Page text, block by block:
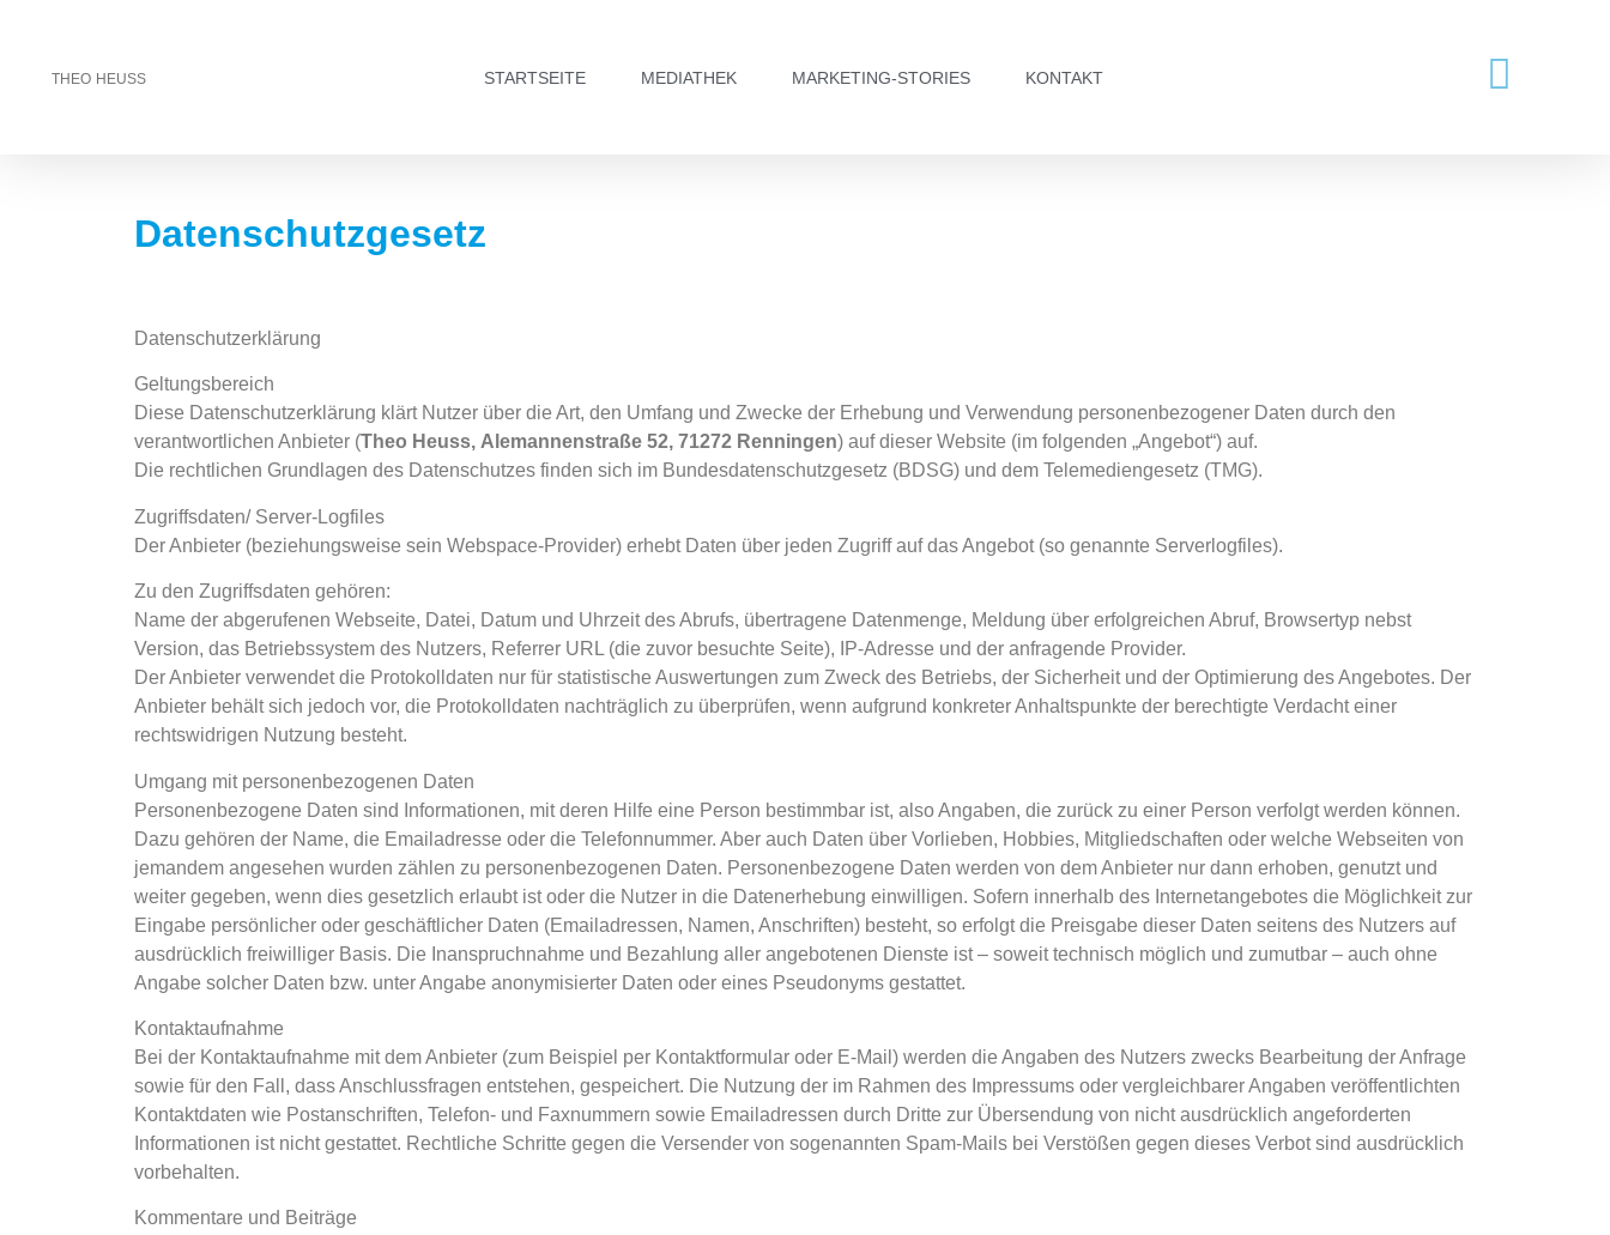
THEO HEUSS STARTSEITE MEDIATHEK MARKETING-STORIES KONTAKT
Datenschutzgesetz
Datenschutzerklärung
Geltungsbereich
Diese Datenschutzerklärung klärt Nutzer über die Art, den Umfang und Zwecke der Erhebung und Verwendung personenbezogener Daten durch den
verantwortlichen Anbieter (Theo Heuss, Alemannenstraße 52, 71272 Renningen) auf dieser Website (im folgenden „Angebot“) auf.
Die rechtlichen Grundlagen des Datenschutzes finden sich im Bundesdatenschutzgesetz (BDSG) und dem Telemediengesetz (TMG).
Zugriffsdaten/ Server-Logfiles
Der Anbieter (beziehungsweise sein Webspace-Provider) erhebt Daten über jeden Zugriff auf das Angebot (so genannte Serverlogfiles).
Zu den Zugriffsdaten gehören:
Name der abgerufenen Webseite, Datei, Datum und Uhrzeit des Abrufs, übertragene Datenmenge, Meldung über erfolgreichen Abruf, Browsertyp nebst
Version, das Betriebssystem des Nutzers, Referrer URL (die zuvor besuchte Seite), IP-Adresse und der anfragende Provider.
Der Anbieter verwendet die Protokolldaten nur für statistische Auswertungen zum Zweck des Betriebs, der Sicherheit und der Optimierung des Angebotes. Der
Anbieter behält sich jedoch vor, die Protokolldaten nachträglich zu überprüfen, wenn aufgrund konkreter Anhaltspunkte der berechtigte Verdacht einer
rechtswidrigen Nutzung besteht.
Umgang mit personenbezogenen Daten
Personenbezogene Daten sind Informationen, mit deren Hilfe eine Person bestimmbar ist, also Angaben, die zurück zu einer Person verfolgt werden können.
Dazu gehören der Name, die Emailadresse oder die Telefonnummer. Aber auch Daten über Vorlieben, Hobbies, Mitgliedschaften oder welche Webseiten von
jemandem angesehen wurden zählen zu personenbezogenen Daten. Personenbezogene Daten werden von dem Anbieter nur dann erhoben, genutzt und
weiter gegeben, wenn dies gesetzlich erlaubt ist oder die Nutzer in die Datenerhebung einwilligen. Sofern innerhalb des Internetangebotes die Möglichkeit zur
Eingabe persönlicher oder geschäftlicher Daten (Emailadressen, Namen, Anschriften) besteht, so erfolgt die Preisgabe dieser Daten seitens des Nutzers auf
ausdrücklich freiwilliger Basis. Die Inanspruchnahme und Bezahlung aller angebotenen Dienste ist – soweit technisch möglich und zumutbar – auch ohne
Angabe solcher Daten bzw. unter Angabe anonymisierter Daten oder eines Pseudonyms gestattet.
Kontaktaufnahme
Bei der Kontaktaufnahme mit dem Anbieter (zum Beispiel per Kontaktformular oder E‑Mail) werden die Angaben des Nutzers zwecks Bearbeitung der Anfrage
sowie für den Fall, dass Anschlussfragen entstehen, gespeichert. Die Nutzung der im Rahmen des Impressums oder vergleichbarer Angaben veröffentlichten
Kontaktdaten wie Postanschriften, Telefon- und Faxnummern sowie Emailadressen durch Dritte zur Übersendung von nicht ausdrücklich angeforderten
Informationen ist nicht gestattet. Rechtliche Schritte gegen die Versender von sogenannten Spam-Mails bei Verstößen gegen dieses Verbot sind ausdrücklich
vorbehalten.
Kommentare und Beiträge